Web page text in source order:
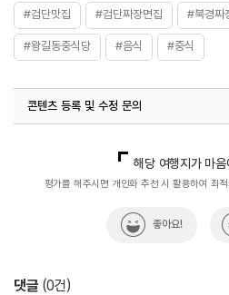
#검단맛집 #검단짜장면집 #북경짜
#왕길동중식당 #음식 #중식
콘텐츠 등록 및 수정 문의
해당 여행지가 마
평가를 해주시면 개인화 추천 시 활용하여 최
좋아요!
댓글 (0건)